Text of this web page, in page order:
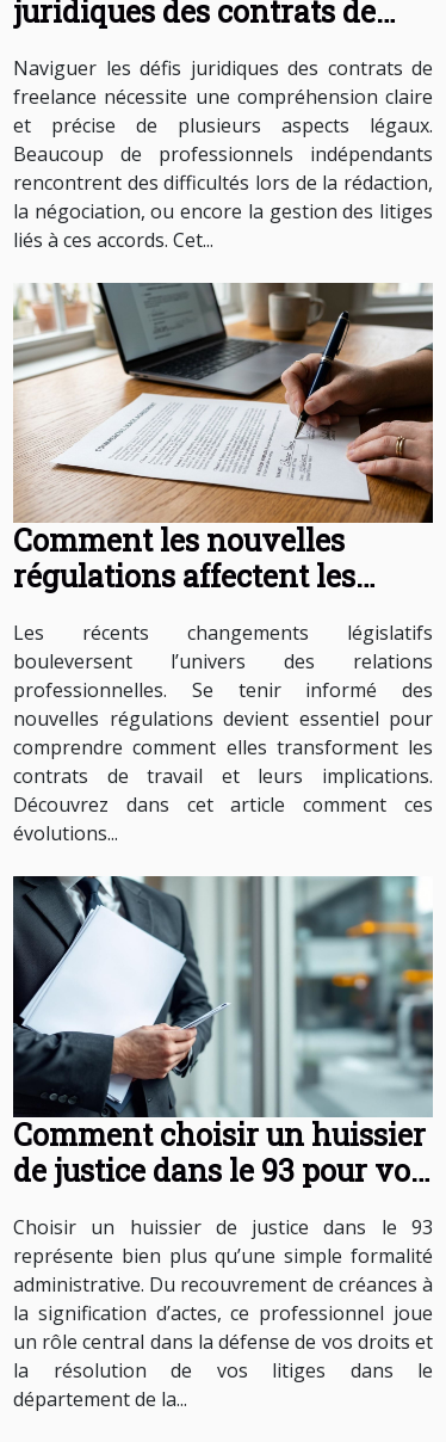
juridiques des contrats de
Naviguer les défis juridiques des contrats de
freelance nécessite une compréhension claire
et précise de plusieurs aspects légaux.
Beaucoup de professionnels indépendants
rencontrent des difficultés lors de la rédaction,
la négociation, ou encore la gestion des litiges
liés à ces accords. Cet...
Comment les nouvelles
régulations affectent les
Les récents changements législatifs
bouleversent l’univers des relations
professionnelles. Se tenir informé des
nouvelles régulations devient essentiel pour
comprendre comment elles transforment les
contrats de travail et leurs implications.
Découvrez dans cet article comment ces
évolutions...
Comment choisir un huissier
de justice dans le 93 pour vos
Choisir un huissier de justice dans le 93
représente bien plus qu’une simple formalité
administrative. Du recouvrement de créances à
la signification d’actes, ce professionnel joue
un rôle central dans la défense de vos droits et
la résolution de vos litiges dans le
département de la...